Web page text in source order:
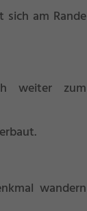
sich am Rande
weiter zum
wandern